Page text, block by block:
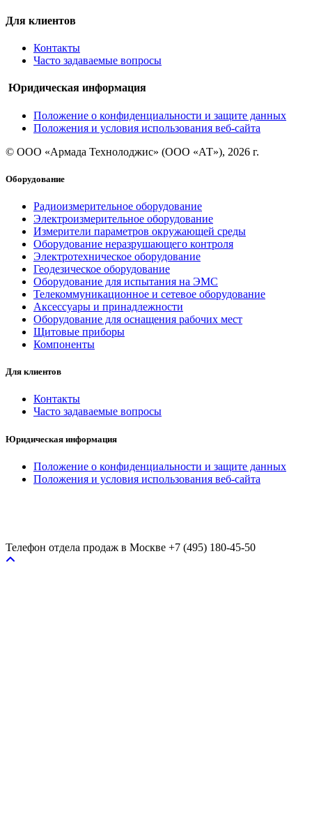
Для клиентов
Контакты
Часто задаваемые вопросы
Юридическая информация
Положение о конфиденциальности и защите данных
Положения и условия использования веб-сайта
© ООО «Армада Технолоджис» (ООО «АТ»), 2026 г.
Оборудование
Радиоизмерительное оборудование
Электроизмерительное оборудование
Измерители параметров окружающей среды
Оборудование неразрушающего контроля
Электротехническое оборудование
Геодезическое оборудование
Оборудование для испытания на ЭМС
Телекоммуникационное и сетевое оборудование
Аксессуары и принадлежности
Оборудование для оснащения рабочих мест
Щитовые приборы
Компоненты
Для клиентов
Контакты
Часто задаваемые вопросы
Юридическая информация
Положение о конфиденциальности и защите данных
Положения и условия использования веб-сайта
Телефон отдела продаж в Москве +7 (495) 180-45-50